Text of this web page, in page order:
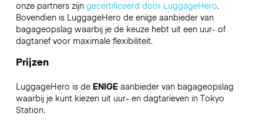
onze partners zijn gecertificeerd door LuggageHero.
Bovendien is LuggageHero de enige aanbieder van
bagageopslag waarbij je de keuze hebt uit een uur- of
dagtarief voor maximale flexibiliteit.
Prijzen
LuggageHero is de ENIGEaanbieder van bagageopslag
waarbij je kunt kiezen uit uur- en dagtarieven in Tokyo
Station.